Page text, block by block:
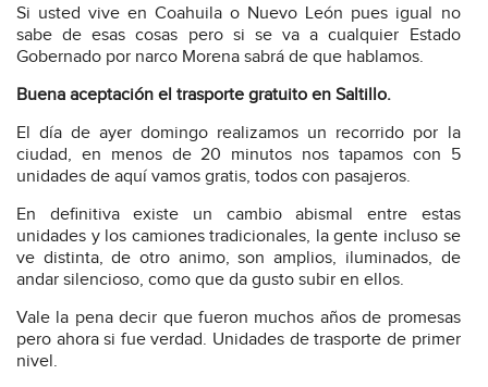
Si usted vive en Coahuila o Nuevo León pues igual no
sabe de esas cosas pero si se va a cualquier Estado
Gobernado por narco Morena sabrá de que hablamos.
Buena aceptación el trasporte gratuito en Saltillo.
El día de ayer domingo realizamos un recorrido por la
ciudad, en menos de 20 minutos nos tapamos con 5
unidades de aquí vamos gratis, todos con pasajeros.
En definitiva existe un cambio abismal entre estas
unidades y los camiones tradicionales, la gente incluso se
ve distinta, de otro animo, son amplios, iluminados, de
andar silencioso, como que da gusto subir en ellos.
Vale la pena decir que fueron muchos años de promesas
pero ahora si fue verdad. Unidades de trasporte de primer
nivel.